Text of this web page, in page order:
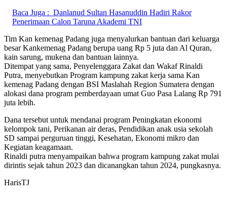
Baca Juga : Danlanud Sultan Hasanuddin Hadiri Rakor
Penerimaan Calon Taruna Akademi TNI
Tim Kan kemenag Padang juga menyalurkan bantuan dari keluarga
besar Kankemenag Padang berupa uang Rp 5 juta dan Al Quran,
kain sarung, mukena dan bantuan lainnya.
Ditempat yang sama, Penyelenggara Zakat dan Wakaf Rinaldi
Putra, menyebutkan Program kampung zakat kerja sama Kan
kemenag Padang dengan BSI Maslahah Region Sumatera dengan
alokasi dana program pemberdayaan umat Guo Pasa Lalang Rp 791
juta lebih.
Dana tersebut untuk mendanai program Peningkatan ekonomi
kelompok tani, Perikanan air deras, Pendidikan anak usia sekolah
SD sampai perguruan tinggi, Kesehatan, Ekonomi mikro dan
Kegiatan keagamaan.
Rinaldi putra menyampaikan bahwa program kampung zakat mulai
dirintis sejak tahun 2023 dan dicanangkan tahun 2024, pungkasnya.
HarisTJ